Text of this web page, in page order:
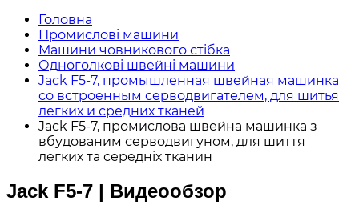
Головна
Промислові машини
Машини човникового стібка
Одноголкові швейні машини
Jack F5-7, промышленная швейная машинка
со встроенным серводвигателем, для шитья
легких и средних тканей
Jack F5-7, промислова швейна машинка з
вбудованим серводвигуном, для шиття
легких та середніх тканин
Jack F5-7 | Видеообзор